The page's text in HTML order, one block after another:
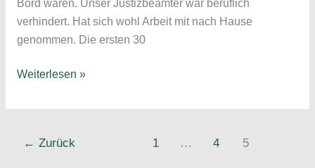
Bord waren. Unser Justizbeamter war beruflich
verhindert. Hat sich wohl Arbeit mit nach Hause
genommen. Die ersten 30
Alte
–
SC
Weiterlesen »
← Zurück 1 … 4 5